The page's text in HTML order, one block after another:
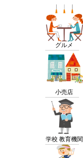
グルメ
小売店
学校 教育機関